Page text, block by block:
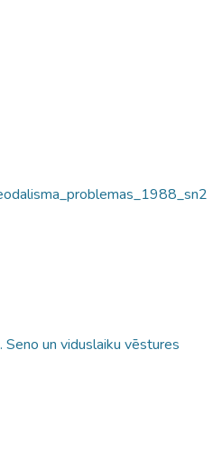
un viduslaiku vēstures